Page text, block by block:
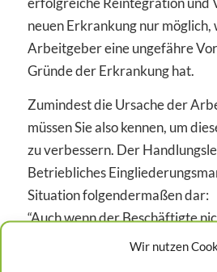
Wir nutzen
neuen Erkrankung nur möglich,
Arbeitgeber eine ungefähre
Gründe der Erkrankung hat.
Zumindest die Ursache der
müssen Sie also kennen, um
zu verbessern. Der
Betriebliches
Situation folgendermaßen dar:
“Auch wenn der Beschäftigte
dem Arbeitgeber gegenüber